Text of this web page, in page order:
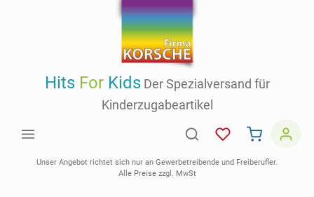
HitsForKidsDer Spezialversand für
Kinderzugabeartikel
Unser Angebot richtet sich nur an Gewerbetreibende und Freiberufler.
Alle Preise zzgl. MwSt